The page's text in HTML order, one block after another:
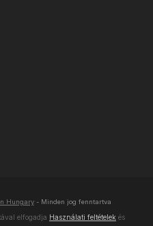
Hungary- Minden jog fenntartva
elfogadja Használati feltételek és